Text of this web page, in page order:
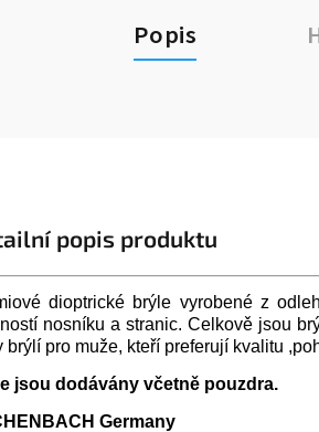
Popis
popis produktu
dioptrické brýle vyrobené z
nosníku a stranic. Celkově jsou
brýlí pro muže, kteří preferují kvalitu
jsou dodávány včetně pouzdra.
Germany